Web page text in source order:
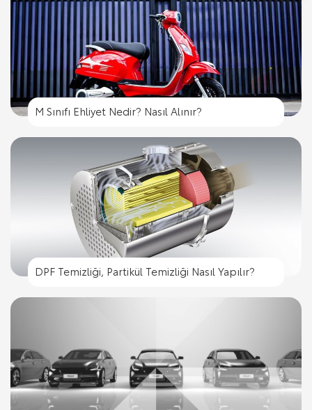
M Sınıfı Ehliyet Nedir? Nasıl Alınır?
DPF Temizliği, Partikül Temizliği Nasıl Yapılır?